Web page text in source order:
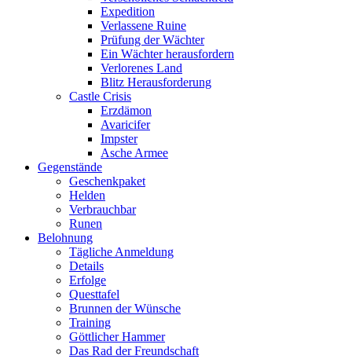
Expedition
Verlassene Ruine
Prüfung der Wächter
Ein Wächter herausfordern
Verlorenes Land
Blitz Herausforderung
Castle Crisis
Erzdämon
Avaricifer
Impster
Asche Armee
Gegenstände
Geschenkpaket
Helden
Verbrauchbar
Runen
Belohnung
Tägliche Anmeldung
Details
Erfolge
Questtafel
Brunnen der Wünsche
Training
Göttlicher Hammer
Das Rad der Freundschaft